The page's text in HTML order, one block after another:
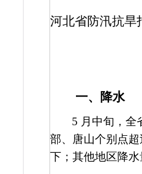
河北省防汛抗旱
一、降水
5 月中旬，全
部、唐山个别点超
下；其他地区降水